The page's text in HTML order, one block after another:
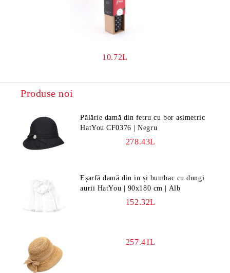
10.72L
Produse noi
Pălărie damă din fetru cu bor asimetric
HatYou CF0376 | Negru
278.43L
Eșarfă damă din in și bumbac cu dungi
aurii HatYou | 90x180 cm | Alb
152.32L
257.41L